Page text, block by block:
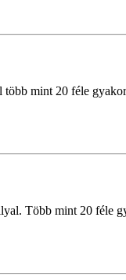
mint 20 féle
Több mint 20 féle